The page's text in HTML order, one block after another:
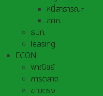
หนี้สาธารณะ
สศค.
ธปท.
leasing
ECON
พาณิชย์
การตลาด
ขายตรง